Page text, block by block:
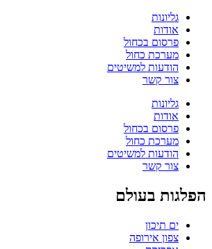
גליונות
אודות
פרסום בכחול
מערכת כחול
הודעות למשיטים
צור קשר
גליונות
אודות
פרסום בכחול
מערכת כחול
הודעות למשיטים
צור קשר
הפלגות בעולם
ים תיכון
צפון אירופה